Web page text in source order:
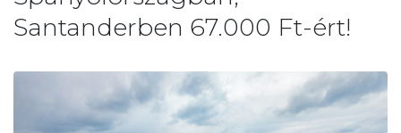
Santanderben 67.000 Ft-ért!